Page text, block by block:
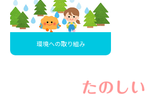
環境への取り組み